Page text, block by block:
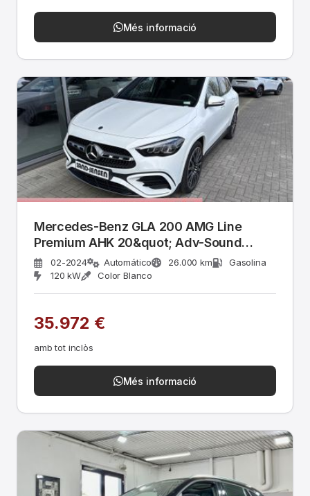
Més informació
Mercedes-Benz GLA 200 AMG Line
Premium AHK 20&quot; Adv-Sound
Temp02-2024 Automático 26.000 km
Gasolina
120 kW
Color Blanco
35.972 €
amb tot inclòs
Més informació